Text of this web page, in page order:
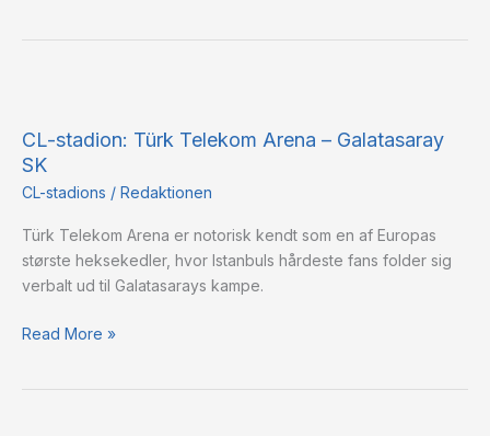
CL-stadion: Türk Telekom Arena – Galatasaray
SK
CL-stadions / Redaktionen
Türk Telekom Arena er notorisk kendt som en af Europas
største heksekedler, hvor Istanbuls hårdeste fans folder sig
verbalt ud til Galatasarays kampe.
Türk
Telekom
Arena
Galatasaray
SK
Read More »